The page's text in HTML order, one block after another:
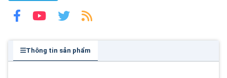
Thông tin sản phẩm